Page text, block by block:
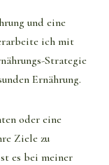
und eine
ich mit
Strategie
Ernährung.
oder eine
Ziele zu
es bei meiner